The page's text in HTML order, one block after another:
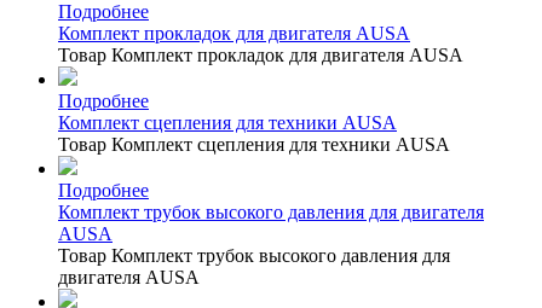
Подробнее
Комплект прокладок для двигателя AUSA
Товар Комплект прокладок для двигателя AUSA
Подробнее
Комплект сцепления для техники AUSA
Товар Комплект сцепления для техники AUSA
Подробнее
Комплект трубок высокого давления для двигателя
AUSA
Товар Комплект трубок высокого давления для
двигателя AUSA